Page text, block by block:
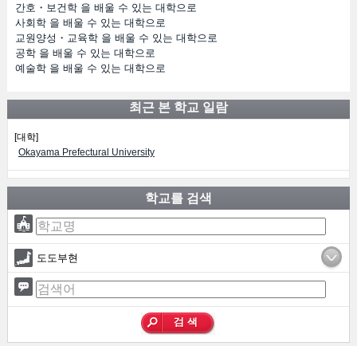
간호・보건학 을 배울 수 있는 대학으로
사회학 을 배울 수 있는 대학으로
교원양성・교육학 을 배울 수 있는 대학으로
공학 을 배울 수 있는 대학으로
예술학 을 배울 수 있는 대학으로
최근 본 학교 일람
[대학]
Okayama Prefectural University
학교를 검색
도도부현